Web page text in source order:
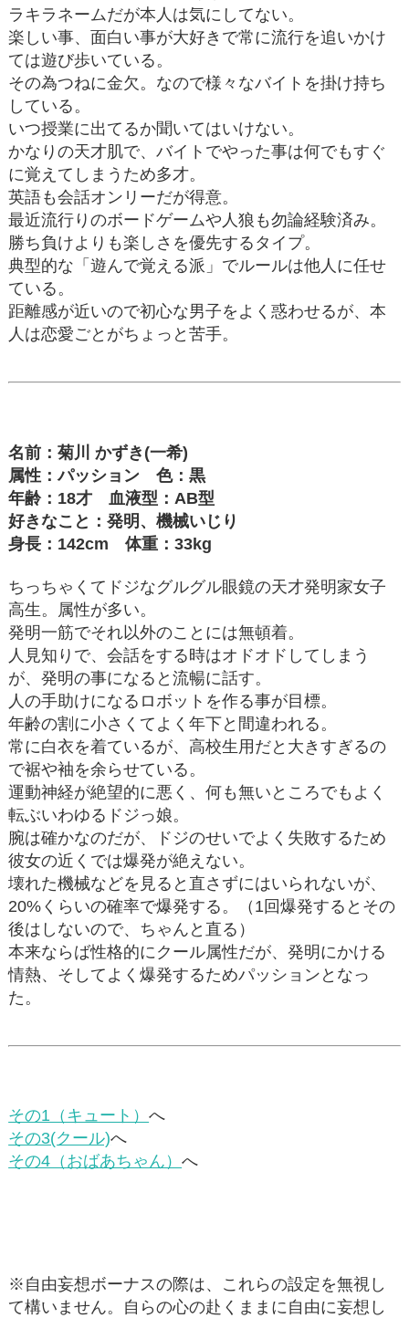
ラキラネームだが本人は気にしてない。
楽しい事、面白い事が大好きで常に流行を追いかけ
ては遊び歩いている。
その為つねに金欠。なので様々なバイトを掛け持ち
している。
いつ授業に出てるか聞いてはいけない。
かなりの天才肌で、バイトでやった事は何でもすぐ
に覚えてしまうため多才。
英語も会話オンリーだが得意。
最近流行りのボードゲームや人狼も勿論経験済み。
勝ち負けよりも楽しさを優先するタイプ。
典型的な「遊んで覚える派」でルールは他人に任せ
ている。
距離感が近いので初心な男子をよく惑わせるが、本
人は恋愛ごとがちょっと苦手。
名前：菊川 かずき(一希)
属性：パッション 色：黒
年齢：18才 血液型：AB型
好きなこと：発明、機械いじり
身長：142cm 体重：33kg
ちっちゃくてドジなグルグル眼鏡の天才発明家女子
高生。属性が多い。
発明一筋でそれ以外のことには無頓着。
人見知りで、会話をする時はオドオドしてしまう
が、発明の事になると流暢に話す。
人の手助けになるロボットを作る事が目標。
年齢の割に小さくてよく年下と間違われる。
常に白衣を着ているが、高校生用だと大きすぎるの
で裾や袖を余らせている。
運動神経が絶望的に悪く、何も無いところでもよく
転ぶいわゆるドジっ娘。
腕は確かなのだが、ドジのせいでよく失敗するため
彼女の近くでは爆発が絶えない。
壊れた機械などを見ると直さずにはいられないが、
20%くらいの確率で爆発する。（1回爆発するとその
後はしないので、ちゃんと直る）
本来ならば性格的にクール属性だが、発明にかける
情熱、そしてよく爆発するためパッションとなっ
た。
その1（キュート）へ
その3(クール)へ
その4（おばあちゃん）へ
※自由妄想ボーナスの際は、これらの設定を無視し
て構いません。自らの心の赴くままに自由に妄想し